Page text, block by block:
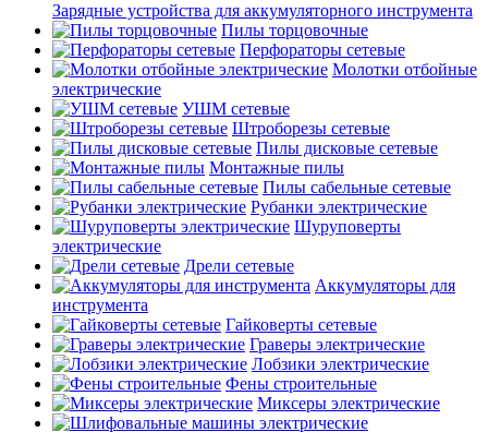
Зарядные устройства для аккумуляторного инструмента
Пилы торцовочные
Перфораторы сетевые
Молотки отбойные
электрические
УШМ сетевые
Штроборезы сетевые
Пилы дисковые сетевые
Монтажные пилы
Пилы сабельные сетевые
Рубанки электрические
Шуруповерты
электрические
Дрели сетевые
Аккумуляторы для
инструмента
Гайковерты сетевые
Граверы электрические
Лобзики электрические
Фены строительные
Миксеры электрические